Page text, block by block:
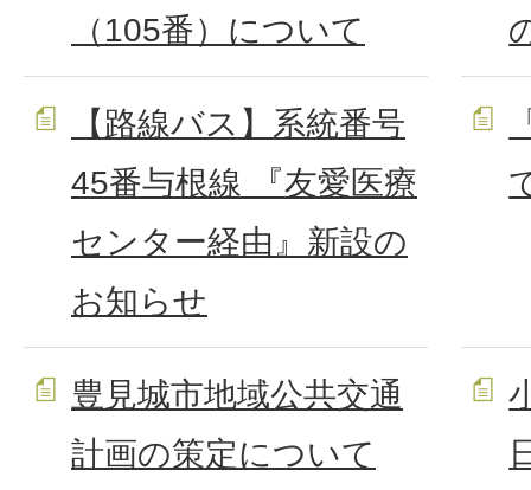
（105番）について
【路線バス】系統番号
45番与根線 『友愛医療
センター経由』新設の
お知らせ
豊見城市地域公共交通
計画の策定について